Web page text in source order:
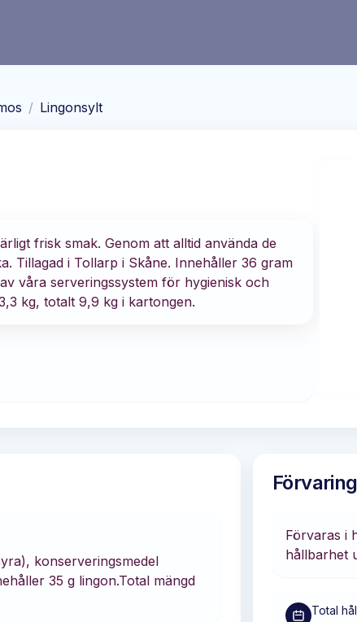
/ Lingonsylt
frisk smak. Genom att alltid använda de
Tillagad i Tollarp i Skåne. Innehåller 36 gram
våra serveringssystem för hygienisk och
kg, totalt 9,9 kg i kartongen.
konserveringsmedel
35 g lingon.Total mängd
Förvaras i
hållbarhet
Total